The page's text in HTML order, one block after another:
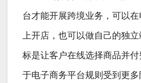
台才能开展跨境业务，可以
上开店，也可以做自己的独立
标是让客户在线选择商品并
于电子商务平台规则受到更